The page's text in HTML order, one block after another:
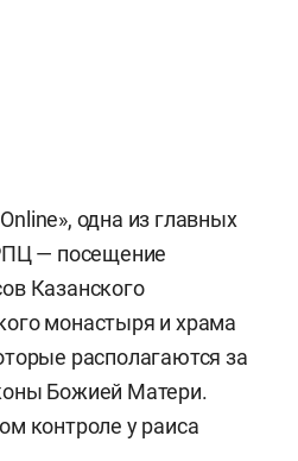
одна из главных
— посещение
Казанского
монастыря и храма
располагаются за
Божией Матери.
контроле у раиса